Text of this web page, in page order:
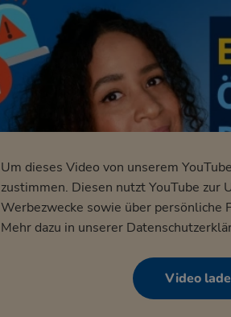
Um dieses Video von unserem
zustimmen. Diesen nutzt YouTube
Werbezwecke sowie über persönliche
Mehr dazu in unserer
Video